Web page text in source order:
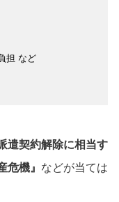
担 など
遣契約解除に相当す
危機』 などが当ては